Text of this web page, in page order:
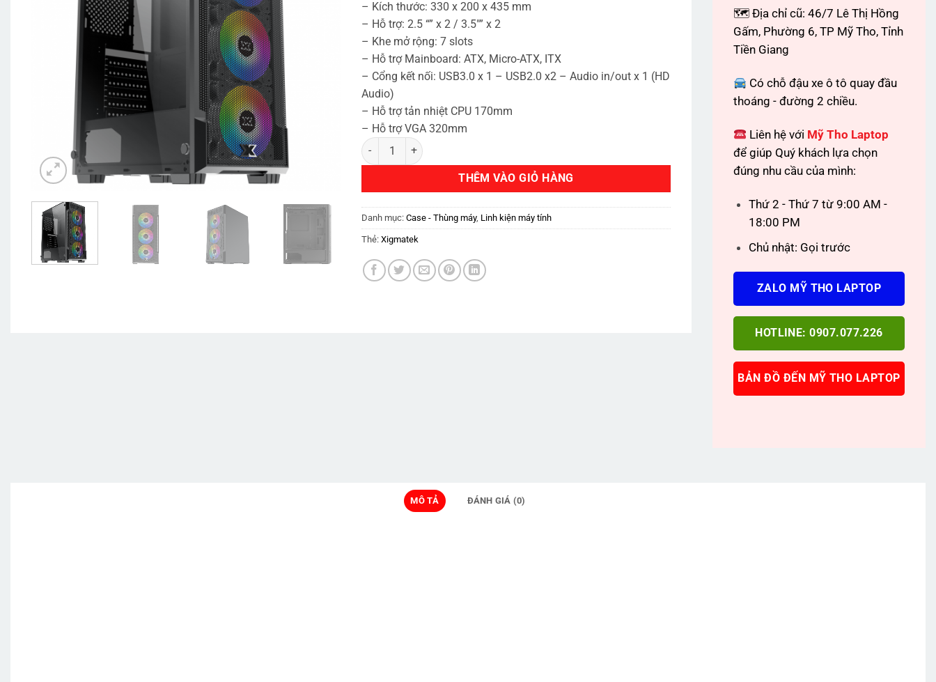
999.000₫.
– Kích thước: 330 x 200 x 435 mm
– Hỗ trợ: 2.5 “” x 2 / 3.5″” x 2
– Khe mở rộng: 7 slots
– Hỗ trợ Mainboard: ATX, Micro-ATX, ITX
– Cổng kết nối: USB3.0 x 1 – USB2.0 x2 – Audio in/out x 1 (HD
Audio)
– Hỗ trợ tản nhiệt CPU 170mm
– Hỗ trợ VGA 320mm
XIGMATEK VENTUS 3FC - KÈM 03 FAN XIGMATEK X20C RGB số lượng
THÊM VÀO GIỎ HÀNG
Danh mục: Case - Thùng máy, Linh kiện máy tính
Thẻ: Xigmatek
🗺 Địa chỉ cũ: 46/7 Lê Thị Hồng
Gấm, Phường 6, TP Mỹ Tho, Tỉnh
Tiền Giang
Có chỗ đậu xe ô tô quay đầu
thoáng - đường 2 chiều.
Liên hệ với Mỹ Tho Laptop
để giúp Quý khách lựa chọn
đúng nhu cầu của mình:
Thứ 2 - Thứ 7 từ 9:00 AM -
18:00 PM
Chủ nhật: Gọi trước
ZALO MỸ THO LAPTOP
HOTLINE: 0907.077.226
BẢN ĐỒ ĐẾN MỸ THO LAPTOP
MÔ TẢ ĐÁNH GIÁ (0)